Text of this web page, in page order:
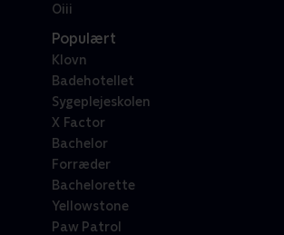
Oiii
Populært
Klovn
Badehotellet
Sygeplejeskolen
X Factor
Bachelor
Forræder
Bachelorette
Yellowstone
Paw Patrol